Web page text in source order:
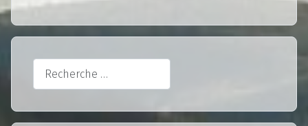
Rechercher